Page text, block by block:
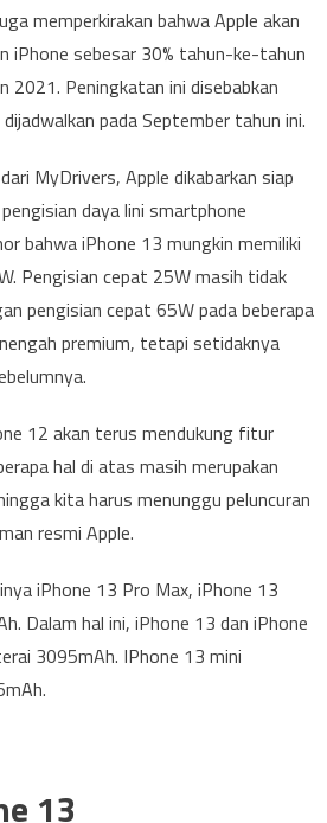
memperkirakan bahwa Apple akan
iPhone sebesar 30% tahun-ke-tahun
2021. Peningkatan ini disebabkan
pada September tahun ini.
MyDrivers, Apple dikabarkan siap
daya lini smartphone
bahwa iPhone 13 mungkin memiliki
Pengisian cepat 25W masih tidak
pengisian cepat 65W pada beberapa
premium, tetapi setidaknya
12 akan terus mendukung fitur
hal di atas masih merupakan
kita harus menunggu peluncuran
resmi Apple.
iPhone 13 Pro Max, iPhone 13
Dalam hal ini, iPhone 13 dan iPhone
3095mAh. IPhone 13 mini
13